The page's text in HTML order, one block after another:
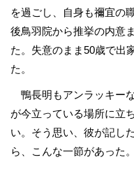
を過ごし、自身も禰宜の
後鳥羽院から推挙の内意
た。失意のまま50歳で出
た。
鴨長明もアンラッキー
が今立っている場所に立
い。そう思い、彼が記し
ら、こんな一節があった。